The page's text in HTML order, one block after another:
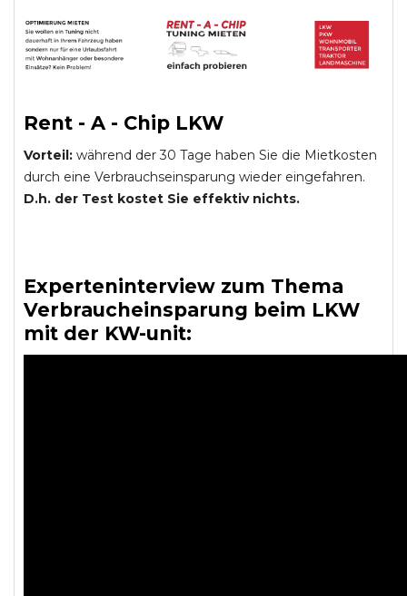
Rent - A - Chip LKW
Vorteil: während der 30 Tage haben Sie die Mietkosten
durch eine Verbrauchseinsparung wieder eingefahren.
D.h. der Test kostet Sie effektiv nichts.
Experteninterview zum Thema
Verbraucheinsparung beim LKW
mit der KW-unit: